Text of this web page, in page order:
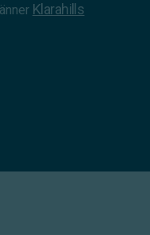
Klarahills